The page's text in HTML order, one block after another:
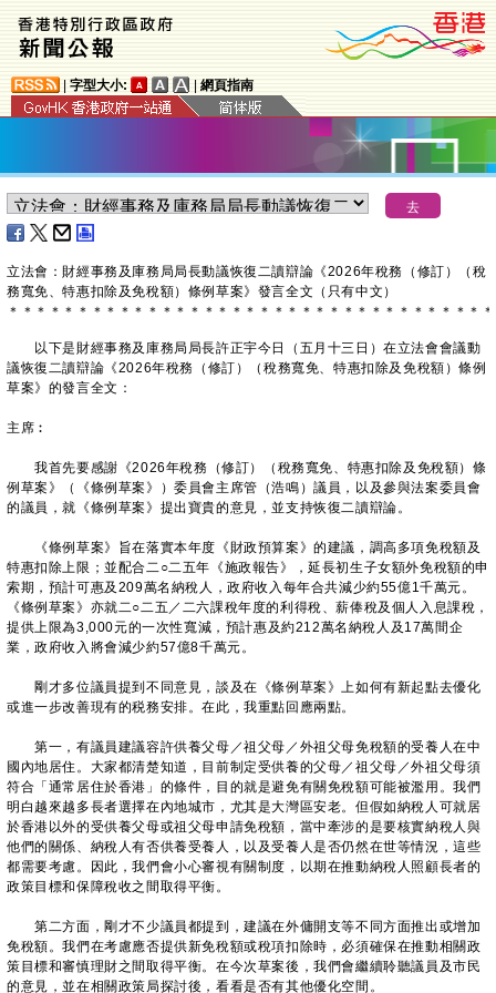
字型大小: 網頁指南
立法會：財經事務及庫務局局長動議恢復二讀辯論《2026年稅務（修訂）（稅
務寬免、特惠扣除及免稅額）條例草案》發言全文（只有中文）
＊ ＊ ＊ ＊ ＊ ＊ ＊ ＊ ＊ ＊ ＊ ＊ ＊ ＊ ＊ ＊ ＊ ＊ ＊ ＊ ＊ ＊ ＊ ＊ ＊ ＊ ＊ ＊ ＊ ＊ ＊ ＊ ＊ ＊ ＊
以下是財經事務及庫務局局長許正宇今日（五月十三日）在立法會會議動
議恢復二讀辯論《2026年稅務（修訂）（稅務寬免、特惠扣除及免稅額）條例
草案》的發言全文：
主席︰
我首先要感謝《2026年稅務（修訂）（稅務寬免、特惠扣除及免稅額）條
例草案》（《條例草案》）委員會主席管（浩鳴）議員，以及參與法案委員會
的議員，就《條例草案》提出寶貴的意見，並支持恢復二讀辯論。
《條例草案》旨在落實本年度《財政預算案》的建議，調高多項免稅額及
特惠扣除上限；並配合二○二五年《施政報告》，延長初生子女額外免稅額的申
索期，預計可惠及209萬名納稅人，政府收入每年合共減少約55億1千萬元。
《條例草案》亦就二○二五／二六課稅年度的利得稅、薪俸稅及個人入息課稅，
提供上限為3,000元的一次性寬減，預計惠及約212萬名納稅人及17萬間企
業，政府收入將會減少約57億8千萬元。
剛才多位議員提到不同意見，談及在《條例草案》上如何有新起點去優化
或進一步改善現有的税務安排。在此，我重點回應兩點。
第一，有議員建議容許供養父母／祖父母／外祖父母免稅額的受養人在中
國內地居住。大家都清楚知道，目前制定受供養的父母／祖父母／外祖父母須
符合「通常居住於香港」的條件，目的就是避免有關免稅額可能被濫用。我們
明白越來越多長者選擇在內地城市，尤其是大灣區安老。但假如納稅人可就居
於香港以外的受供養父母或祖父母申請免稅額，當中牽涉的是要核實納稅人與
他們的關係、納稅人有否供養受養人，以及受養人是否仍然在世等情況，這些
都需要考慮。因此，我們會小心審視有關制度，以期在推動納稅人照顧長者的
政策目標和保障稅收之間取得平衡。
第二方面，剛才不少議員都提到，建議在外傭開支等不同方面推出或增加
免稅額。我們在考慮應否提供新免稅額或稅項扣除時，必須確保在推動相關政
策目標和審慎理財之間取得平衡。在今次草案後，我們會繼續聆聽議員及市民
的意見，並在相關政策局探討後，看看是否有其他優化空間。